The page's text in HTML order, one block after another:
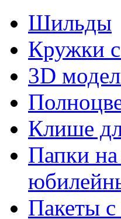
Шильды
Кружки
3D
Клише
Папки на
Пакеты